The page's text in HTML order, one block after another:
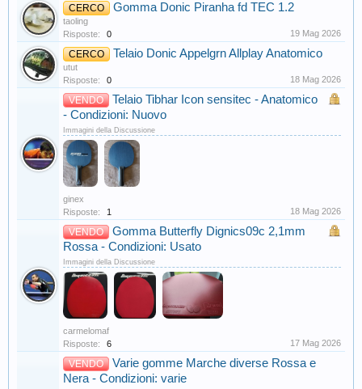
CERCO Gomma Donic Piranha fd TEC 1.2
taoling
Risposte:
0 19 Mag 2026
CERCO Telaio Donic Appelgrn Allplay Anatomico
utut
Risposte:
0 18 Mag 2026
VENDO
Telaio Tibhar Icon sensitec - Anatomico
- Condizioni: Nuovo
Immagini della Discussione
ginex
Risposte:
1 18 Mag 2026
VENDO
Gomma Butterfly Dignics09c 2,1mm
Rossa - Condizioni: Usato
Immagini della Discussione
carmelomaf
Risposte:
6 17 Mag 2026
VENDO
Varie gomme Marche diverse Rossa e
Nera - Condizioni: varie